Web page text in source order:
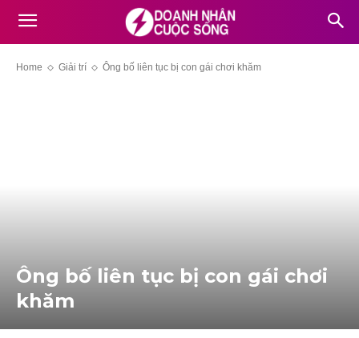
Home Giải trí Ông bố liên tục bị con gái chơi khăm
Ông bố liên tục bị con gái chơi
khăm